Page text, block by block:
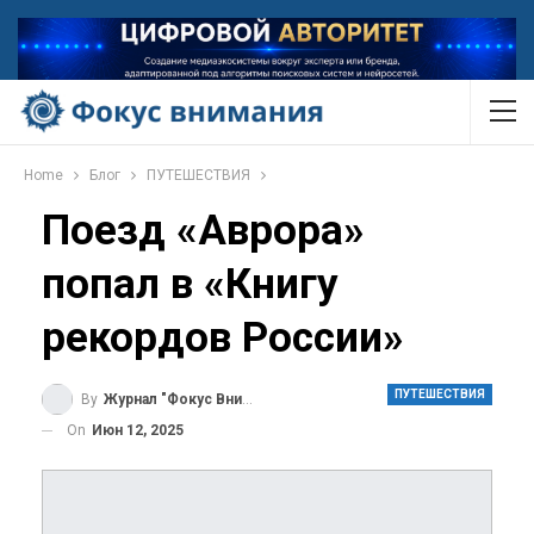
Home Блог ПУТЕШЕСТВИЯ
Поезд «Аврора»
попал в «Книгу
рекордов России»
ПУТЕШЕСТВИЯ
By Журнал "Фокус Внимания"
On Июн 12, 2025